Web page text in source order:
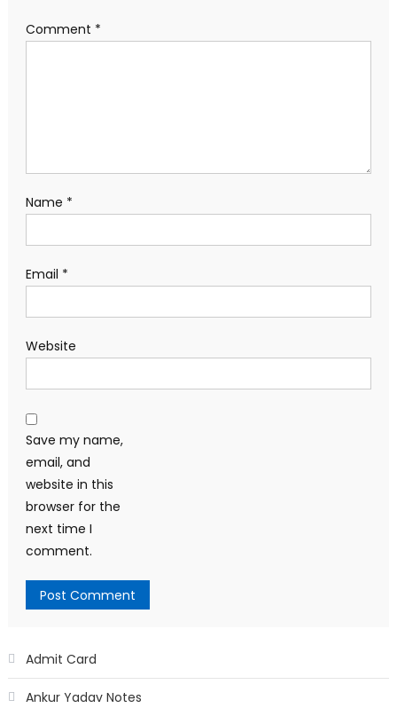
Comment *
Name *
Email *
Website
Save my name,
email, and
website in this
browser for the
next time I
comment.
Admit Card
Ankur Yadav Notes